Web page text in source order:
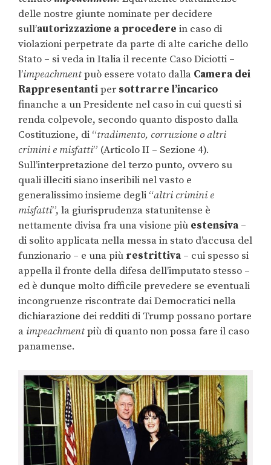
delle nostre giunte nominate per decidere
sull’autorizzazione a procedere in caso di
violazioni perpetrate da parte di alte cariche dello
Stato – si veda in Italia il recente Caso Diciotti –
l’impeachmentpuò essere votato dalla Camera dei
Rappresentantiper sottrarre l’incarico
finanche a un Presidente nel caso in cui questi si
renda colpevole, secondo quanto disposto dalla
Costituzione, di “tradimento, corruzione o altri
crimini e misfatti” (Articolo II – Sezione 4).
Sull’interpretazione del terzo punto, ovvero su
quali illeciti siano inseribili nel vasto e
generalissimo insieme degli “altri crimini e
misfatti”, la giurisprudenza statunitense è
nettamente divisa fra una visione più estensiva –
di solito applicata nella messa in stato d’accusa del
funzionario – e una più restrittiva – cui spesso si
appella il fronte della difesa dell’imputato stesso –
ed è dunque molto difficile prevedere se eventuali
incongruenze riscontrate dai Democratici nella
dichiarazione dei redditi di Trump possano portare
a impeachmentpiù di quanto non possa fare il caso
panamense.